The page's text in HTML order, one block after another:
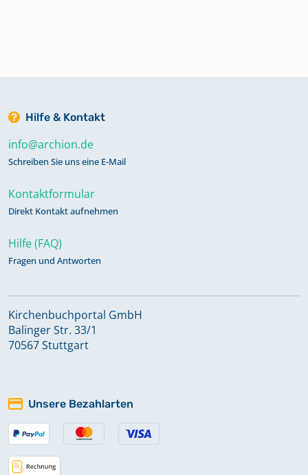
Hilfe & Kontakt
info@archion.de
Schreiben Sie uns eine E-Mail
Kontaktformular
Direkt Kontakt aufnehmen
Hilfe (FAQ)
Fragen und Antworten
Kirchenbuchportal GmbH
Balinger Str. 33/1
70567 Stuttgart
Unsere Bezahlarten